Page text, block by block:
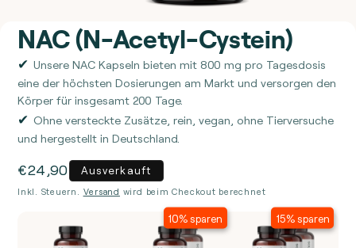
in
Modal
öffnen
NAC (N-Acetyl-Cystein)
Unsere NAC Kapseln bieten mit 800 mg pro Tagesdosis
eine der höchsten Dosierungen am Markt und versorgen den
Körper für insgesamt 200 Tage.
Ohne versteckte Zusätze, rein, vegan, ohne Tierversuche
und hergestellt in Deutschland.
€24,90
€49,80
€74,70€44,83
€63,52
€22,41
€40,35
€57,16
Normaler
Preis
€24,90 Ausverkauft
Inkl. Steuern. Versand wird beim Checkout berechnet
10% sparen
sparen
15% sparen25%